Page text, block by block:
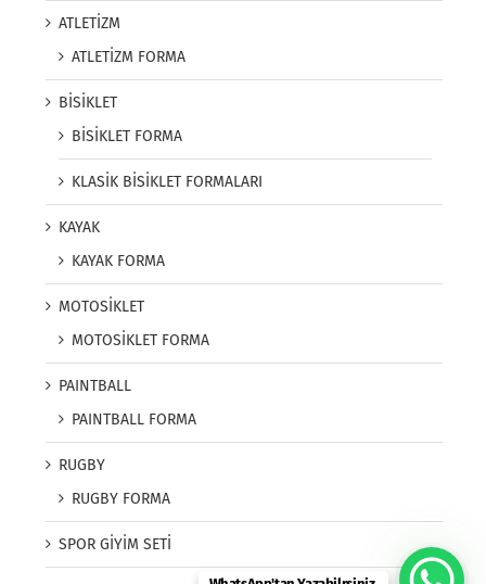
ATLETİZM
ATLETİZM FORMA
BİSİKLET
BİSİKLET FORMA
KLASİK BİSİKLET FORMALARI
KAYAK
KAYAK FORMA
MOTOSİKLET
MOTOSİKLET FORMA
PAINTBALL
PAINTBALL FORMA
RUGBY
RUGBY FORMA
SPOR GİYİM SETİ